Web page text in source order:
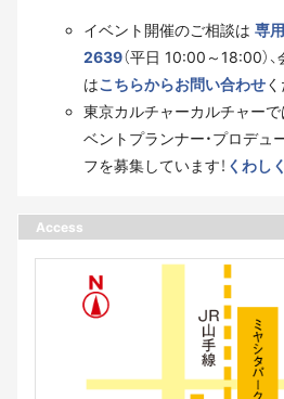
イベント開催のご相談は 専
2639（平日 10:00～18:00）
はこちらからお問い合わせ
東京カルチャーカルチャー
ベントプランナー・プロデュ
フを募集しています！ くわし
Access